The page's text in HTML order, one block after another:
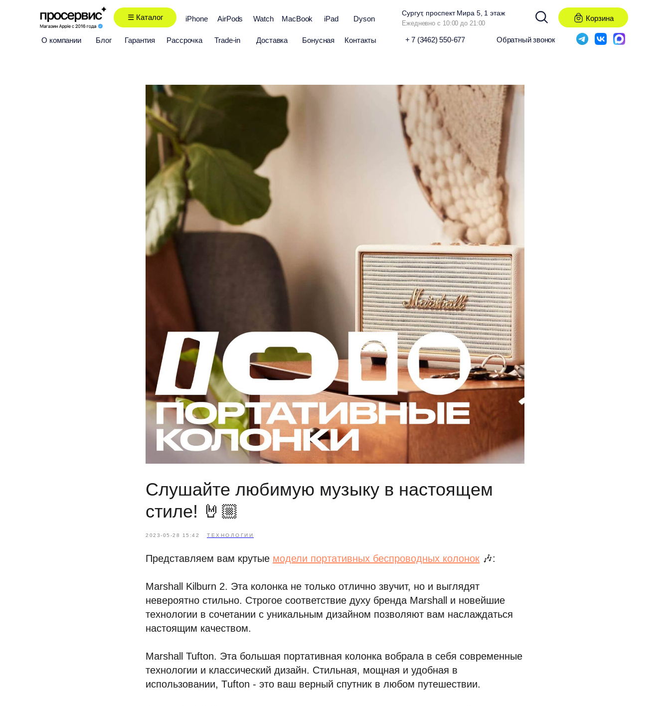
☰ Каталог Корзина
iPhone AirPods MacBook
Watch Dyson
Ежедневно с 10:00 до 21:00
Сургут, проспект Мира 5, 1 этаж
Обратный звонок
+ 7 (3462) 550-677
О компании Гарантия Trade-in
Блог Контакты
Бонусная
Доставка
Рассрочка
iPad
Слушайте любимую музыку в настоящем
стиле! 🤘🏼
2023-05-28 15:42 ТЕХНОЛОГИИ
Представляем вам крутые модели портативных беспроводных колонок 🎶:
Marshall Kilburn 2. Эта колонка не только отлично звучит, но и выглядят
невероятно стильно. Строгое соответствие духу бренда Marshall и новейшие
технологии в сочетании с уникальным дизайном позволяют вам наслаждаться
настоящим качеством.
Marshall Tufton. Эта большая портативная колонка вобрала в себя современные
технологии и классический дизайн. Стильная, мощная и удобная в
использовании, Тufton - это ваш верный спутник в любом путешествии.